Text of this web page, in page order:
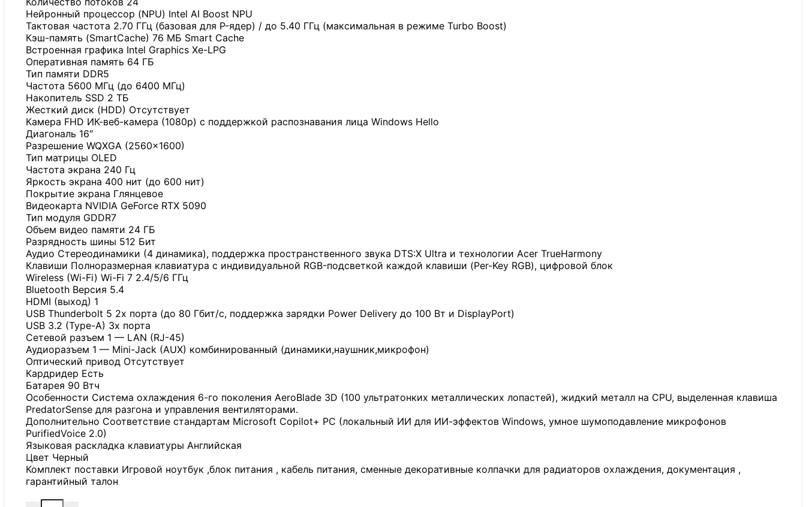
Нейронный процессор (NPU) Intel AI Boost NPU
Тактовая частота 2.70 ГГц (базовая для P-ядер) / до 5.40 ГГц (максимальная в режиме Turbo Boost)
Кэш-память (SmartCache) 76 МБ Smart Cache
Встроенная графика Intel Graphics Xe-LPG
Оперативная память 64 ГБ
Тип памяти DDR5
Частота 5600 МГц (до 6400 МГц)
Накопитель SSD 2 ТБ
Жесткий диск (HDD) Отсутствует
Камера FHD ИК-веб-камера (1080p) с поддержкой распознавания лица Windows Hello
Диагональ 16″
Разрешение WQXGA (2560×1600)
Тип матрицы OLED
Частота экрана 240 Гц
Яркость экрана 400 нит (до 600 нит)
Покрытие экрана Глянцевое
Видеокарта NVIDIA GeForce RTX 5090
Тип модуля GDDR7
Объем видео памяти 24 ГБ
Разрядность шины 512 Бит
Аудио Стереодинамики (4 динамика), поддержка пространственного звука DTS:X Ultra и технологии Acer TrueHarmony
Клавиши Полноразмерная клавиатура с индивидуальной RGB-подсветкой каждой клавиши (Per-Key RGB), цифровой блок
Wireless (Wi-Fi) Wi-Fi 7 2.4/5/6 ГГц
Bluetooth Версия 5.4
HDMI (выход) 1
USB Thunderbolt 5 2x порта (до 80 Гбит/с, поддержка зарядки Power Delivery до 100 Вт и DisplayPort)
USB 3.2 (Type-A) 3x порта
Сетевой разъем 1 — LAN (RJ-45)
Аудиоразъем 1 — Mini-Jack (AUX) комбинированный (динамики,наушник,микрофон)
Оптический привод Отсутствует
Кардридер Есть
Батарея 90 Втч
Особенности Система охлаждения 6-го поколения AeroBlade 3D (100 ультратонких металлических лопастей), жидкий металл на CPU, выделенная клавиша
PredatorSense для разгона и управления вентиляторами.
Дополнительно Соответствие стандартам Microsoft Copilot+ PC (локальный ИИ для ИИ-эффектов Windows, умное шумоподавление микрофонов
PurifiedVoice 2.0)
Языковая раскладка клавиатуры Английская
Цвет Черный
Комплект поставки Игровой ноутбук ,блок питания , кабель питания, сменные декоративные колпачки для радиаторов охлаждения, документация ,
гарантийный талон